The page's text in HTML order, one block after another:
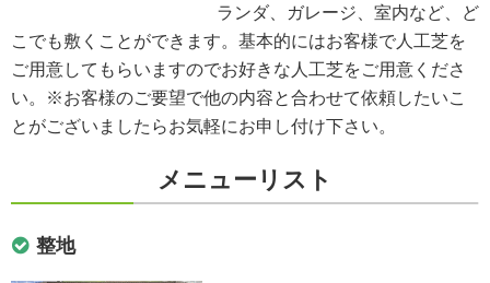
ランダ、ガレージ、室内など、ど
こでも敷くことができます。基本的にはお客様で人工芝を
ご用意してもらいますのでお好きな人工芝をご用意くださ
い。※お客様のご要望で他の内容と合わせて依頼したいこ
とがございましたらお気軽にお申し付け下さい。
メニューリスト
整地